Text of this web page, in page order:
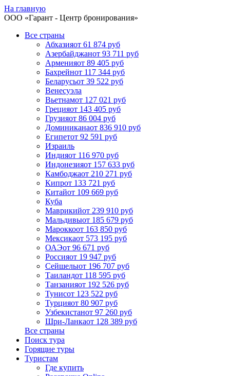
На главную
ООО «Гарант - Центр бронирования»
Все страны
Абхазияот 61 874 руб
Азербайджанот 93 711 руб
Арменияот 89 405 руб
Бахрейнот 117 344 руб
Беларусьот 39 522 руб
Венесуэла
Вьетнамот 127 021 руб
Грецияот 143 405 руб
Грузияот 86 004 руб
Доминиканаот 836 910 руб
Египетот 92 591 руб
Израиль
Индияот 116 970 руб
Индонезияот 157 633 руб
Камбоджаот 210 271 руб
Кипрот 133 721 руб
Китайот 109 669 руб
Куба
Маврикийот 239 910 руб
Мальдивыот 185 679 руб
Мароккоот 163 850 руб
Мексикаот 573 195 руб
ОАЭот 96 671 руб
Россияот 19 947 руб
Сейшелыот 196 707 руб
Таиландот 118 595 руб
Танзанияот 192 526 руб
Тунисот 123 522 руб
Турцияот 80 907 руб
Узбекистанот 97 260 руб
Шри-Ланкаот 128 389 руб
Все страны
Поиск тура
Горящие туры
Туристам
Где купить